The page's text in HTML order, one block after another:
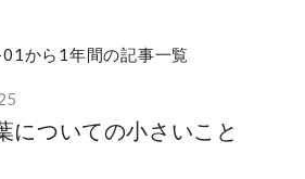
から1年間の記事一覧
についての小さいこと